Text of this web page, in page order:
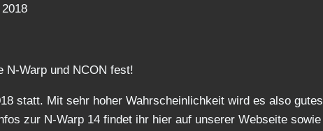
N-Warp und NCON fest!
statt. Mit sehr hoher Wahrscheinlichkeit wird es also gutes
zur N-Warp 14 findet ihr hier auf unserer Webseite sowie